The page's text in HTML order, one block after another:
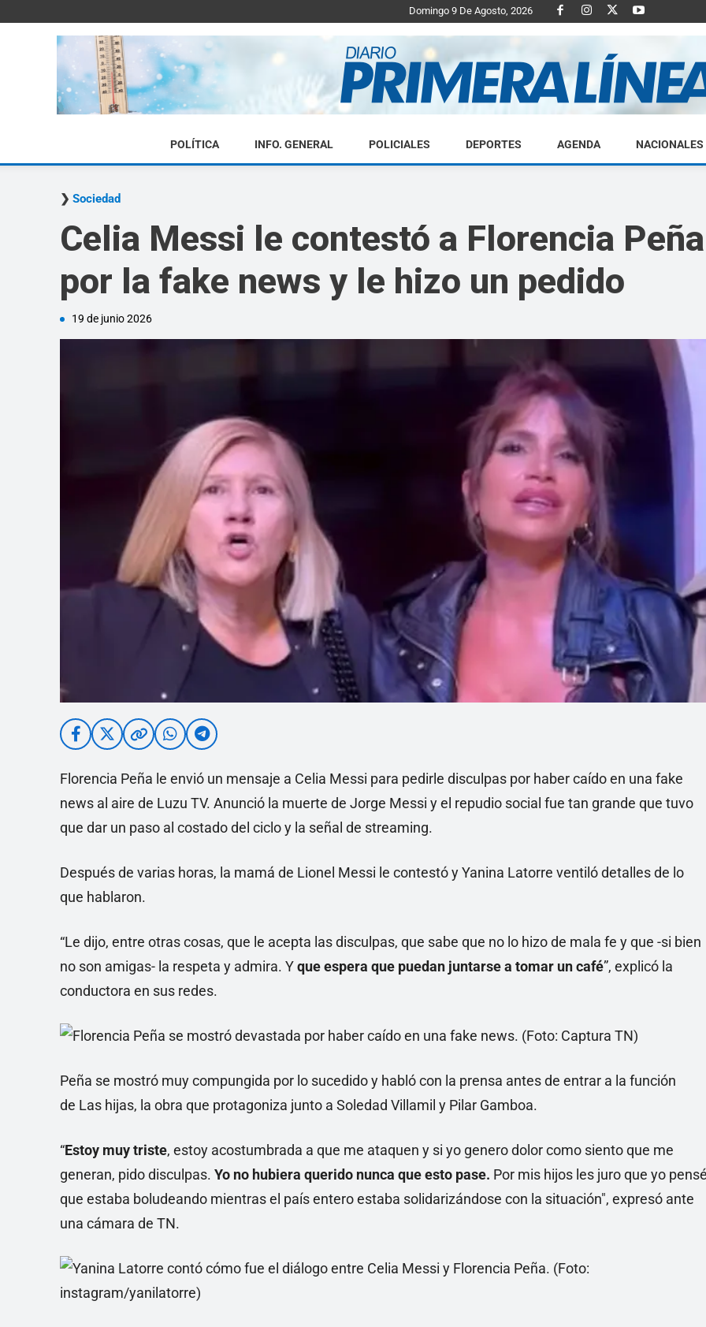
Domingo 9 De Agosto, 2026
Diario
Linea
POLÍTICA INFO. GENERAL POLICIALES DEPORTES AGENDA NACIONALES
Sociedad
Celia Messi le contestó a Florencia
por la fake news y le hizo un pedido
19 de junio 2026
Florencia Peña le envió un mensaje a Celia Messi para pedirle disculpas por haber caído en una fake
news al aire de Luzu TV. Anunció la muerte de Jorge Messi y el repudio social fue tan grande que tuvo
que dar un paso al costado del ciclo y la señal de streaming.
Después de varias horas, la mamá de Lionel Messi le contestó y Yanina Latorre ventiló detalles de lo
que hablaron.
“Le dijo, entre otras cosas, que le acepta las disculpas, que sabe que no lo hizo de mala fe y que -si bien
no son amigas- la respeta y admira. Yque espera que puedan juntarse a tomar un café”, explicó la
conductora en sus redes.
Peña se mostró muy compungida por lo sucedido y habló con la prensa antes de entrar a la función
de Las hijas, la obra que protagoniza junto a Soledad Villamil y Pilar Gamboa.
“Estoy muy triste, estoy acostumbrada a que me ataquen y si yo genero dolor como siento que me
generan, pido disculpas. Yo no hubiera querido nunca que esto pase. Por mis hijos les juro que yo
que estaba boludeando mientras el país entero estaba solidarizándose con la situación", expresó ante
una cámara de TN.